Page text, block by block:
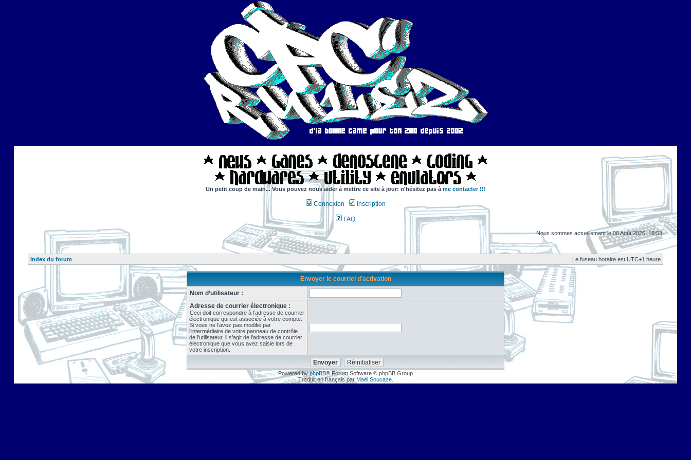
Un petit coup de main... Vous pouvez nous aider à mettre ce site à jour: n'hésitez pas à me contacter !!!
Connexion Inscription
FAQ
Nous sommes actuellement le 08 Août 2026, 19:53
Index du forum Le fuseau horaire est UTC+1 heure
Envoyer le courriel d’activation
Nom d’utilisateur :
Adresse de courrier électronique :
Ceci doit correspondre à l’adresse de courrier
électronique qui est associée à votre compte.
Si vous ne l’avez pas modifié par
l’intermédiaire de votre panneau de contrôle
de l’utilisateur, il s’agit de l’adresse de courrier
électronique que vous avez saisie lors de
votre inscription.
Powered byphpBB® Forum Software © phpBB Group
Traduit en français par Maël Soucaze.